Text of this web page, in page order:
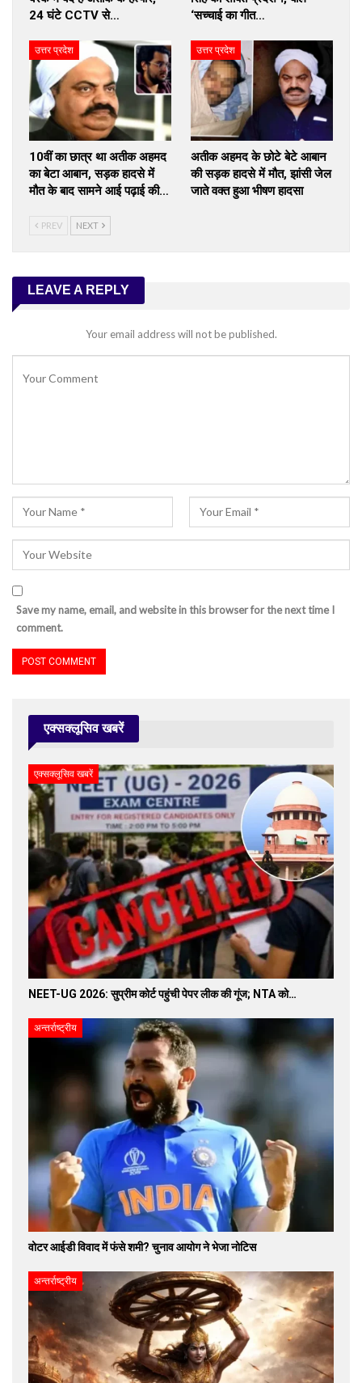
24 घंटे CCTV से…
‘सच्चाई का गीत…
उत्तर प्रदेश
10वीं का छात्र था अतीक अहमद
का बेटा आबान, सड़क हादसे में
मौत के बाद सामने आई पढ़ाई की…
उत्तर प्रदेश
अतीक अहमद के छोटे बेटे आबान
की सड़क हादसे में मौत, झांसी जेल
जाते वक्त हुआ भीषण हादसा
PREV NEXT
LEAVE A REPLY
Your email address will not be published.
Save my name, email, and website in this browser for the next time I
comment.
एक्सक्लूसिव खबरें
एक्सक्लूसिव खबरें
NEET-UG 2026: सुप्रीम कोर्ट पहुंची पेपर लीक की गूंज; NTA को…
अन्तर्राष्ट्रीय
वोटर आईडी विवाद में फंसे शमी? चुनाव आयोग ने भेजा नोटिस
अन्तर्राष्ट्रीय